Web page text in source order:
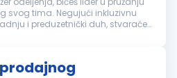
svog tima. Negujući inkluzivnu
i preduzetnički duh, stvaraćeš